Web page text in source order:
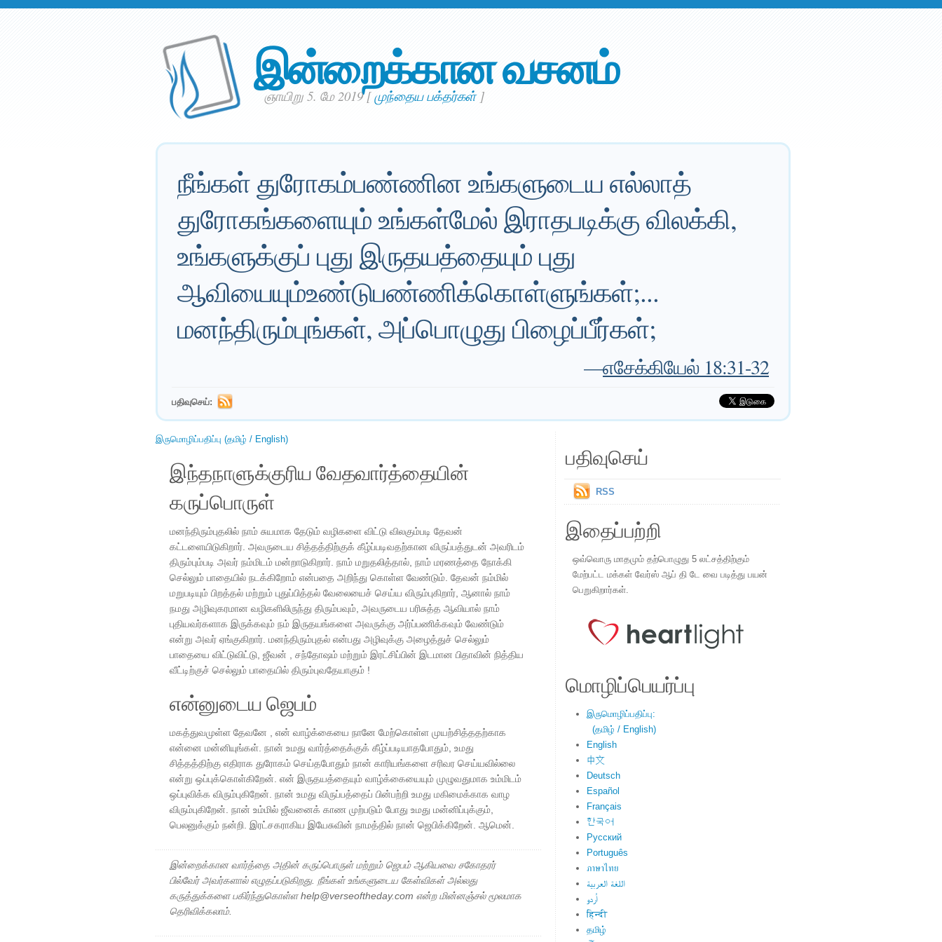
இன்றைக்கான வசனம்
ஞாயிறு 5. மே 2019[முந்தைய பக்தர்கள்]
நீங்கள் துரோகம்பண்ணின உங்களுடைய எல்லாத்
துரோகங்களையும் உங்கள்மேல் இராதபடிக்கு விலக்கி,
உங்களுக்குப் புது இருதயத்தையும் புது
ஆவியையும்உண்டுபண்ணிக்கொள்ளுங்கள்;...
மனந்திரும்புங்கள், அப்பொழுது பிழைப்பீர்கள்;
—எசேக்கியேல் 18:31-32
பதிவுசெய்:
இருமொழிப்பதிப்பு (தமிழ் / English)
இந்தநாளுக்குரிய வேதவார்த்தையின்
கருப்பொருள்
மனந்திரும்புதலில் நாம் சுயமாக தேடும் வழிகளை விட்டு விலகும்படி தேவன்
கட்டளையிடுகிறார். அவருடைய சித்தத்திற்குக் கீழ்ப்படிவதற்கான விருப்பத்துடன் அவரிடம்
திரும்பும்படி அவர் நம்மிடம் மன்றாடுகிறார். நாம் மறுதலித்தால், நாம் மரணத்தை நோக்கி
செல்லும் பாதையில் நடக்கிறோம் என்பதை அறிந்து கொள்ள வேண்டும். தேவன் நம்மில்
மறுபடியும் பிறத்தல் மற்றும் புதுப்பித்தல் வேலையைச் செய்ய விரும்புகிறார், ஆனால் நாம்
நமது அழிவுகரமான வழிகளிலிருந்து திரும்பவும், அவருடைய பரிசுத்த ஆவியால் நாம்
புதியவர்களாக இருக்கவும் நம் இருதயங்களை அவருக்கு அர்ப்பணிக்கவும் வேண்டும்
என்று அவர் ஏங்குகிறார். மனந்திரும்புதல் என்பது அழிவுக்கு அழைத்துச் செல்லும்
பாதையை விட்டுவிட்டு, ஜீவன் , சந்தோஷம் மற்றும் இரட்சிப்பின் இடமான பிதாவின் நித்திய
வீட்டிற்குச் செல்லும் பாதையில் திரும்புவதேயாகும் !
என்னுடைய ஜெபம்
மகத்துவமுள்ள தேவனே , என் வாழ்க்கையை நானே மேற்கொள்ள முயற்சித்ததற்காக
என்னை மன்னியுங்கள். நான் உமது வார்த்தைக்குக் கீழ்ப்படியாதபோதும், உமது
சித்தத்திற்கு எதிராக துரோகம் செய்தபோதும் நான் காரியங்களை சரிவர செய்யவில்லை
என்று ஒப்புக்கொள்கிறேன். என் இருதயத்தையும் வாழ்க்கையையும் முழுவதுமாக உம்மிடம்
ஒப்புவிக்க விரும்புகிறேன். நான் உமது விருப்பத்தைப் பின்பற்றி உமது மகிமைக்காக வாழ
விரும்புகிறேன். நான் உம்மில் ஜீவனைக் காண முற்படும் போது உமது மன்னிப்புக்கும்,
பெலனுக்கும் நன்றி. இரட்சகராகிய இயேசுவின் நாமத்தில் நான் ஜெபிக்கிறேன். ஆமென்.
இன்றைக்கான வார்த்தை அதின் கருப்பொருள் மற்றும் ஜெபம் ஆகியவை சகோதரர்
பில்வேர் அவர்களால் எழுதப்படுகிறது. நீங்கள் உங்களுடைய கேள்விகள் அல்லது
கருத்துக்களை பகிர்ந்துகொள்ள help@verseoftheday.com என்ற மின்னஞ்சல் மூலமாக
தெரிவிக்கலாம்.
பதிவுசெய்
RSS
இதைப்பற்றி
ஒவ்வொரு மாதமும் தற்பொழுது 5 லட்சத்திற்கும்
மேற்பட்ட மக்கள் வேர்ஸ் ஆப் தி டே வை படித்து பயன்
பெறுகிறார்கள்.
மொழிப்பெயர்ப்பு
இருமொழிப்பதிப்பு:
(தமிழ் / English)
English
中文
Deutsch
Español
Français
한국어
Русский
Português
ภาษาไทย
اللغة العربية
اُردو
हिन्दी
தமிழ்